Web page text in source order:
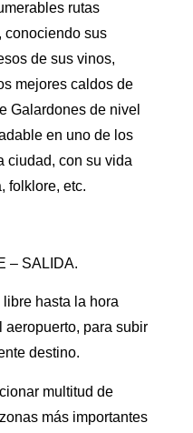
rutas
conociendo sus
de sus vinos,
mejores caldos de
Galardones de nivel
en uno de los
ciudad, con su vida
folklore, etc.
– SALIDA.
hasta la hora
aeropuerto, para subir
destino.
multitud de
más importantes